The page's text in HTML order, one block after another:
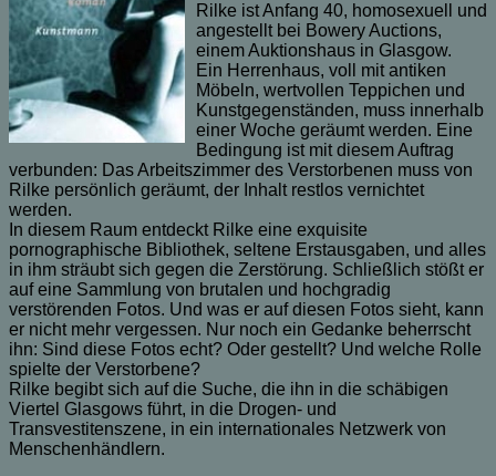
Rilke ist Anfang 40, homosexuell und
angestellt bei Bowery Auctions,
einem Auktionshaus in Glasgow.
Ein Herrenhaus, voll mit antiken
Möbeln, wertvollen Teppichen und
Kunstgegenständen, muss innerhalb
einer Woche geräumt werden. Eine
Bedingung ist mit diesem Auftrag
verbunden: Das Arbeitszimmer des Verstorbenen muss von
Rilke persönlich geräumt, der Inhalt restlos vernichtet
werden.
In diesem Raum entdeckt Rilke eine exquisite
pornographische Bibliothek, seltene Erstausgaben, und alles
in ihm sträubt sich gegen die Zerstörung. Schließlich stößt er
auf eine Sammlung von brutalen und hochgradig
verstörenden Fotos. Und was er auf diesen Fotos sieht, kann
er nicht mehr vergessen. Nur noch ein Gedanke beherrscht
ihn: Sind diese Fotos echt? Oder gestellt? Und welche Rolle
spielte der Verstorbene?
Rilke begibt sich auf die Suche, die ihn in die schäbigen
Viertel Glasgows führt, in die Drogen- und
Transvestitenszene, in ein internationales Netzwerk von
Menschenhändlern.